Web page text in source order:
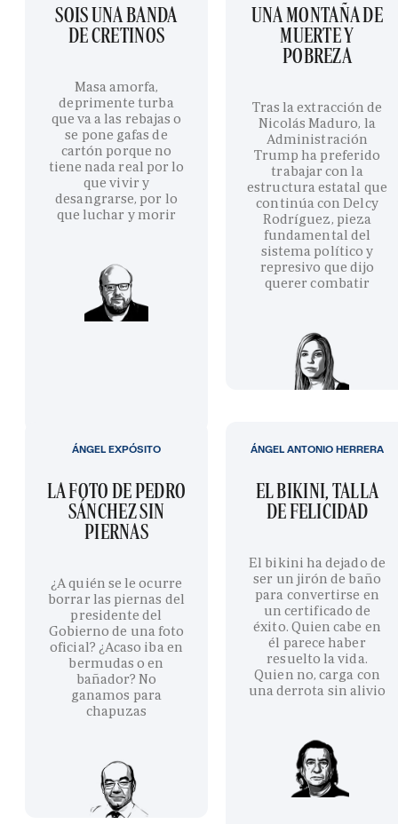
SOIS UNA BANDA
DE CRETINOS
Masa amorfa,
deprimente turba
que va a las rebajas o
se pone gafas de
cartón porque no
tiene nada real por lo
que vivir y
desangrarse, por lo
que luchar y morir
UNA MONTAÑA DE
MUERTE Y
POBREZA
Tras la extracción de
Nicolás Maduro, la
Administración
Trump ha preferido
trabajar con la
estructura estatal que
continúa con Delcy
Rodríguez, pieza
fundamental del
sistema político y
represivo que dijo
querer combatir
LA FOTO DE PEDRO
SÁNCHEZ SIN
PIERNAS
¿A quién se le ocurre
borrar las piernas del
presidente del
Gobierno de una foto
oficial? ¿Acaso iba en
bermudas o en
bañador? No
ganamos para
chapuzas
ÁNGEL EXPÓSITO
EL BIKINI, TALLA
DE FELICIDAD
El bikini ha dejado de
ser un jirón de baño
para convertirse en
un certificado de
éxito. Quien cabe en
él parece haber
resuelto la vida.
Quien no, carga con
una derrota sin alivio
ÁNGEL ANTONIO HERRERA